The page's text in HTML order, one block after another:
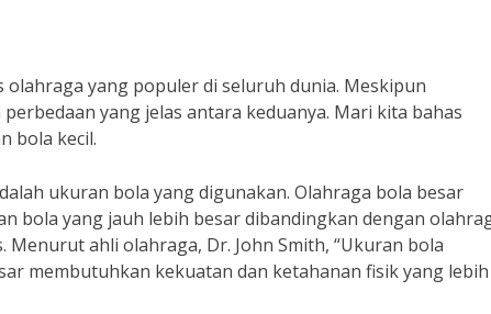
olahraga yang populer di seluruh dunia. Meskipun
yang jelas antara keduanya. Mari kita bahas
bola kecil.
ukuran bola yang digunakan. Olahraga bola besar
bola yang jauh lebih besar dibandingkan dengan
ahli olahraga, Dr. John Smith, “Ukuran bola
membutuhkan kekuatan dan ketahanan fisik yang lebih